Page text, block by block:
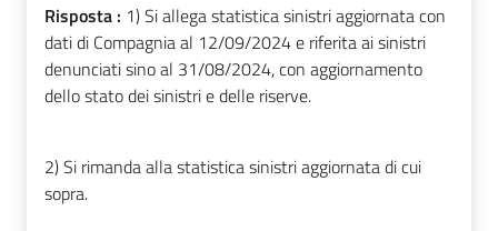
Risposta : 1) Si allega statistica sinistri aggiornata con
dati di Compagnia al 12/09/2024 e riferita ai sinistri
denunciati sino al 31/08/2024, con aggiornamento
dello stato dei sinistri e delle riserve.
2) Si rimanda alla statistica sinistri aggiornata di cui
sopra.